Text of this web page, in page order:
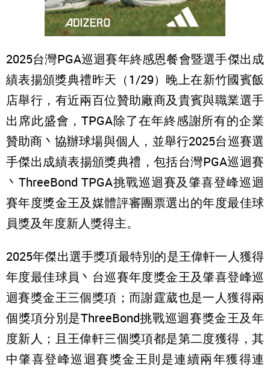
2025台灣PGA巡迴賽年終感恩餐會暨選手傑出成
績表揚頒獎典禮昨天（1/29）晚上在新竹國賓飯
店舉行，有近兩百位贊助廠商及貴賓與職業選手
出席此盛會，TPGA除了在年終感謝所有的企業
贊助商丶協辦球場與個人，並舉行2025台巡賽選
手傑出成績表揚頒獎典禮，包括台灣PGA巡迴賽
丶ThreeBond TPGA挑戰巡迴賽及肇喜登峰巡迴
賽年度獎金王及媒體評審團票選出的年度最佳球
員獎及年度新人獎得主。
2025年傑出選手獎項最特別的是王偉軒一人獲得
年度最佳球員丶台巡賽年度獎金王及肇喜登峰巡
迴賽獎金王三個獎項；而謝霆葳也是一人獲得兩
個獎項分別是ThreeBond挑戰巡迴賽獎金王及年
度新人；且王偉軒三個獎項都是第二度獲得，其
中肇喜登峰巡迴賽獎金王則是連續兩年獲得連